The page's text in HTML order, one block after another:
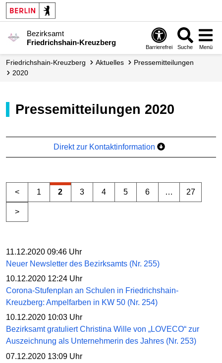
Bezirksamt
Friedrichshain-Kreuzberg
Barrierefrei Suche Menü
Friedrichshain-Kreuzberg Aktuelles
Presse­mitteilungen
2020
Pressemitteilungen 2020
Direkt zur Kontaktinformation
< 1 2 3 4 5 6 … 27
>
11.12.2020 09:46 Uhr
Neuer Newsletter des Bezirksamts (Nr. 255)
10.12.2020 12:24 Uhr
Corona-Stufenplan an Schulen in Friedrichshain-
Kreuzberg: Ampelfarben in KW 50 (Nr. 254)
10.12.2020 10:03 Uhr
Bezirksamt gratuliert Christina Wille von „LOVECO“ zur
Auszeichnung als Unternehmerin des Jahres (Nr. 253)
07.12.2020 13:09 Uhr